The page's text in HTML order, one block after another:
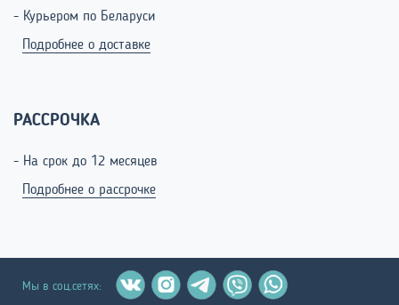
- Курьером по Беларуси
Подробнее о доставке
РАССРОЧКА
- На срок до 12 месяцев
Подробнее о рассрочке
Мы в соц.сетях: